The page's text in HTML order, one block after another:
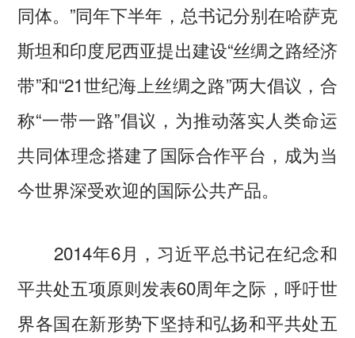
同体。”同年下半年，总书记分别在哈萨克
斯坦和印度尼西亚提出建设“丝绸之路经济
带”和“21世纪海上丝绸之路”两大倡议，合
称“一带一路”倡议，为推动落实人类命运
共同体理念搭建了国际合作平台，成为当
今世界深受欢迎的国际公共产品。
2014年6月，习近平总书记在纪念和
平共处五项原则发表60周年之际，呼吁世
界各国在新形势下坚持和弘扬和平共处五